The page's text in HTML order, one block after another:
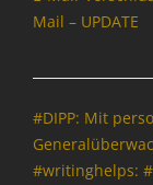
&
i
k
Mail – UPDATE
#DIPP: Mit
#writinghelps: